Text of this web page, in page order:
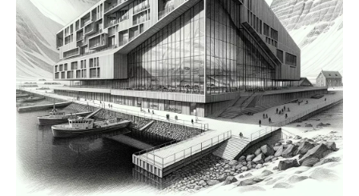
Stratic
PHOENIX ALU - Valise à roulettes M (68 cm)
379,95 €*